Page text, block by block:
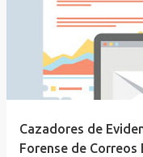
Cazadores de
Forense de